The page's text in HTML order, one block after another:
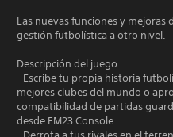
Las nuevas funciones y mejoras
gestión futbolística a otro nivel.
Descripción del juego
- Escribe tu propia historia
mejores clubes del mundo o
compatibilidad de partidas
desde FM23 Console.